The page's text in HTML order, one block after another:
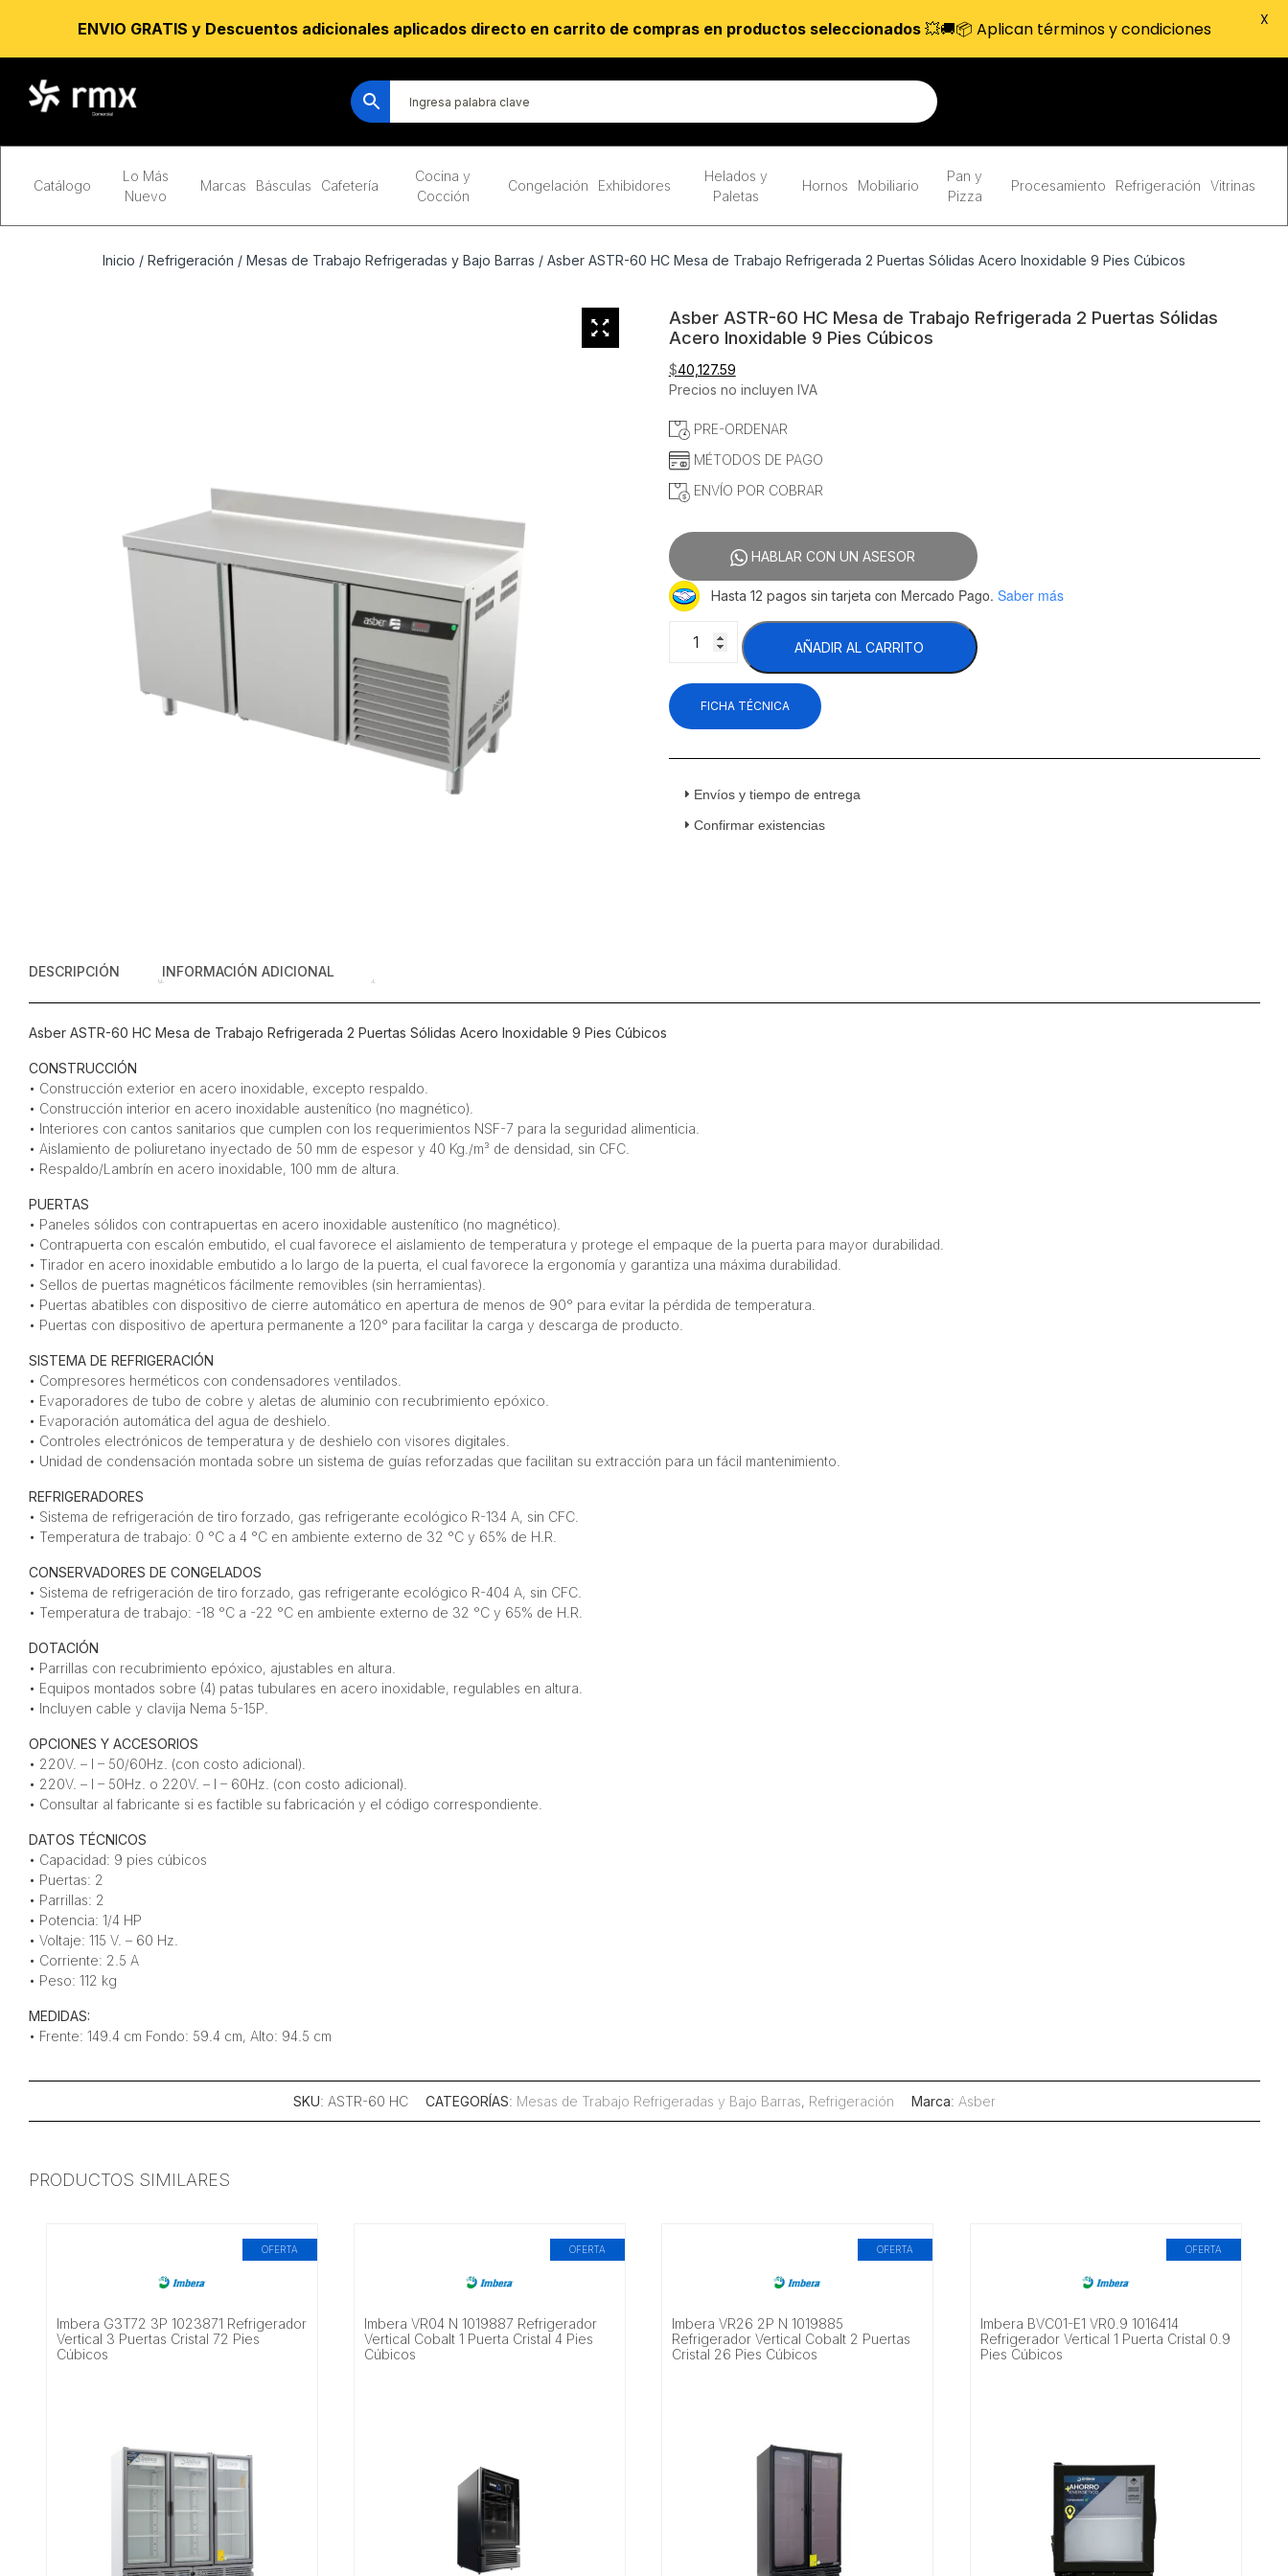
Catálogo
Lo Más
Nuevo
Marcas Básculas Cafetería
Cocina y
Cocción
Congelación Exhibidores
Helados y
Paletas
Hornos Mobiliario
Pan y
Pizza
Procesamiento Refrigeración Vitrinas
Inicio / Refrigeración / Mesas de Trabajo Refrigeradas y Bajo Barras / Asber ASTR-60 HC Mesa de Trabajo Refrigerada 2 Puertas Sólidas Acero Inoxidable 9 Pies Cúbicos
Asber ASTR-60 HC Mesa de Trabajo Refrigerada 2 Puertas Sólidas
Acero Inoxidable 9 Pies Cúbicos
$40,127.59
Precios no incluyen IVA
PRE-ORDENAR
MÉTODOS DE PAGO
ENVÍO POR COBRAR
HABLAR CON UN ASESOR
Hasta 12 pagos sin tarjeta con Mercado Pago. Saber más
ASTR-
HC
Mesa
de
Sólidas
AÑADIR AL CARRITO
FICHA TÉCNICA
Envíos y tiempo de entrega
Confirmar existencias
DESCRIPCIÓN INFORMACIÓN ADICIONAL
Asber ASTR-60 HC Mesa de Trabajo Refrigerada 2 Puertas Sólidas Acero Inoxidable 9 Pies Cúbicos
CONSTRUCCIÓN
• Construcción exterior en acero inoxidable, excepto respaldo.
• Construcción interior en acero inoxidable austenítico (no magnético).
• Interiores con cantos sanitarios que cumplen con los requerimientos NSF-7 para la seguridad alimenticia.
• Aislamiento de poliuretano inyectado de 50 mm de espesor y 40 Kg./m³ de densidad, sin CFC.
• Respaldo/Lambrín en acero inoxidable, 100 mm de altura.
PUERTAS
• Paneles sólidos con contrapuertas en acero inoxidable austenítico (no magnético).
• Contrapuerta con escalón embutido, el cual favorece el aislamiento de temperatura y protege el empaque de la puerta para mayor durabilidad.
• Tirador en acero inoxidable embutido a lo largo de la puerta, el cual favorece la ergonomía y garantiza una máxima durabilidad.
• Sellos de puertas magnéticos fácilmente removibles (sin herramientas).
• Puertas abatibles con dispositivo de cierre automático en apertura de menos de 90° para evitar la pérdida de temperatura.
• Puertas con dispositivo de apertura permanente a 120° para facilitar la carga y descarga de producto.
SISTEMA DE REFRIGERACIÓN
• Compresores herméticos con condensadores ventilados.
• Evaporadores de tubo de cobre y aletas de aluminio con recubrimiento epóxico.
• Evaporación automática del agua de deshielo.
• Controles electrónicos de temperatura y de deshielo con visores digitales.
• Unidad de condensación montada sobre un sistema de guías reforzadas que facilitan su extracción para un fácil mantenimiento.
REFRIGERADORES
• Sistema de refrigeración de tiro forzado, gas refrigerante ecológico R-134 A, sin CFC.
• Temperatura de trabajo: 0 °C a 4 °C en ambiente externo de 32 °C y 65% de H.R.
CONSERVADORES DE CONGELADOS
• Sistema de refrigeración de tiro forzado, gas refrigerante ecológico R-404 A, sin CFC.
• Temperatura de trabajo: -18 °C a -22 °C en ambiente externo de 32 °C y 65% de H.R.
DOTACIÓN
• Parrillas con recubrimiento epóxico, ajustables en altura.
• Equipos montados sobre (4) patas tubulares en acero inoxidable, regulables en altura.
• Incluyen cable y clavija Nema 5-15P.
OPCIONES Y ACCESORIOS
• 220V. – I – 50/60Hz. (con costo adicional).
• 220V. – I – 50Hz. o 220V. – I – 60Hz. (con costo adicional).
• Consultar al fabricante si es factible su fabricación y el código correspondiente.
DATOS TÉCNICOS
• Capacidad: 9 pies cúbicos
• Puertas: 2
• Parrillas: 2
• Potencia: 1/4 HP
• Voltaje: 115 V. – 60 Hz.
• Corriente: 2.5 A
• Peso: 112 kg
MEDIDAS:
• Frente: 149.4 cm Fondo: 59.4 cm, Alto: 94.5 cm
SKU: ASTR-60 HC CATEGORÍAS: Mesas de Trabajo Refrigeradas y Bajo Barras, Refrigeración Marca: Asber
PRODUCTOS SIMILARES
OFERTA
Imbera G3T72 3P 1023871 Refrigerador
Vertical 3 Puertas Cristal 72 Pies
Cúbicos
OFERTA
Imbera VR04 N 1019887 Refrigerador
Vertical Cobalt 1 Puerta Cristal 4 Pies
Cúbicos
OFERTA
Imbera VR26 2P N 1019885
Refrigerador Vertical Cobalt 2 Puertas
Cristal 26 Pies Cúbicos
OFERTA
Imbera BVC01-E1 VR0.9 1016414
Refrigerador Vertical 1 Puerta Cristal 0.9
Pies Cúbicos
ENVIO GRATIS y Descuentos adicionales aplicados directo en carrito de compras en productos seleccionados💥🚚📦 Aplican términos y condiciones X